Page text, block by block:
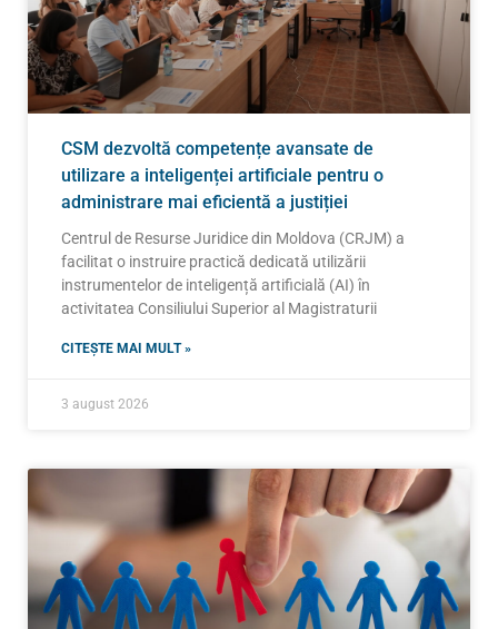
CSM dezvoltă competențe avansate de
utilizare a inteligenței artificiale pentru o
administrare mai eficientă a justiției
Centrul de Resurse Juridice din Moldova (CRJM) a
facilitat o instruire practică dedicată utilizării
instrumentelor de inteligență artificială (AI) în
activitatea Consiliului Superior al Magistraturii
CITEȘTE MAI MULT »
3 august 2026